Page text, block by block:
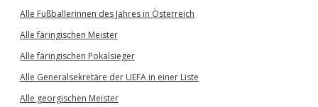
Alle Fußballerinnen des Jahres in Österreich
Alle färingischen Meister
Alle färingischen Pokalsieger
Alle Generalsekretäre der UEFA in einer Liste
Alle georgischen Meister